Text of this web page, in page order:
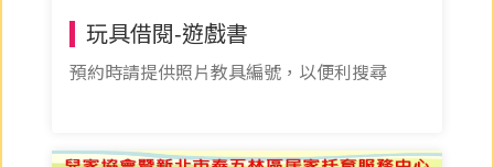
玩具借閱-遊戲書
預約時請提供照片教具編號，以便利搜尋